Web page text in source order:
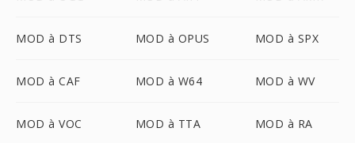
MOD à DTS MOD à OPUS MOD à SPX
MOD à CAF MOD à W64 MOD à WV
MOD à VOC MOD à TTA MOD à RA